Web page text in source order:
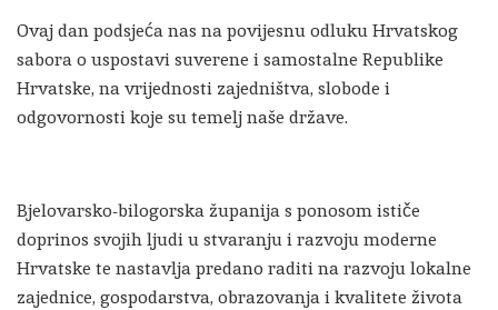
Ovaj dan podsjeća nas na povijesnu odluku Hrvatskog
sabora o uspostavi suverene i samostalne Republike
Hrvatske, na vrijednosti zajedništva, slobode i
odgovornosti koje su temelj naše države.
Bjelovarsko-bilogorska županija s ponosom ističe
doprinos svojih ljudi u stvaranju i razvoju moderne
Hrvatske te nastavlja predano raditi na razvoju lokalne
zajednice, gospodarstva, obrazovanja i kvalitete života